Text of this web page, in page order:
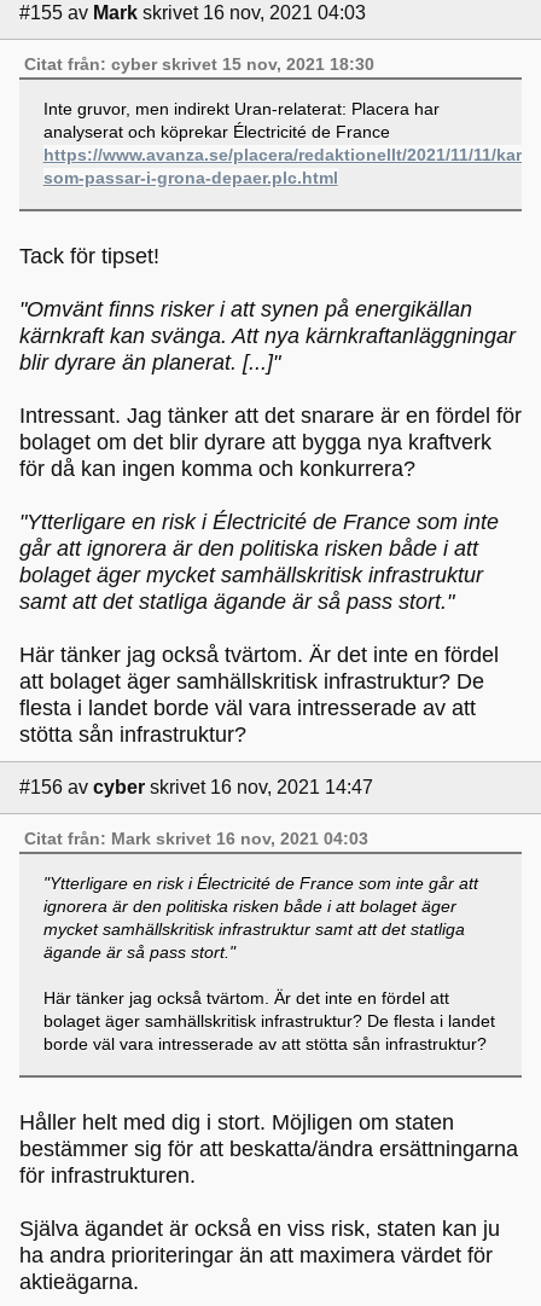
#155 av Mark skrivet 16 nov, 2021 04:03
Citat från: cyber skrivet 15 nov, 2021 18:30
Inte gruvor, men indirekt Uran-relaterat: Placera har
analyserat och köprekar Électricité de France
https://www.avanza.se/placera/redaktionellt/2021/11/11/
som-passar-i-grona-depaer.plc.html
Tack för tipset!
"Omvänt finns risker i att synen på energikällan
kärnkraft kan svänga. Att nya kärnkraftanläggningar
blir dyrare än planerat. [...]"
Intressant. Jag tänker att det snarare är en fördel för
bolaget om det blir dyrare att bygga nya kraftverk
för då kan ingen komma och konkurrera?
"Ytterligare en risk i Électricité de France som inte
går att ignorera är den politiska risken både i att
bolaget äger mycket samhällskritisk infrastruktur
samt att det statliga ägande är så pass stort."
Här tänker jag också tvärtom. Är det inte en fördel
att bolaget äger samhällskritisk infrastruktur? De
flesta i landet borde väl vara intresserade av att
stötta sån infrastruktur?
#156 av cyber skrivet 16 nov, 2021 14:47
Citat från: Mark skrivet 16 nov, 2021 04:03
"Ytterligare en risk i Électricité de France som inte går att
ignorera är den politiska risken både i att bolaget äger
mycket samhällskritisk infrastruktur samt att det statliga
ägande är så pass stort."
Här tänker jag också tvärtom. Är det inte en fördel att
bolaget äger samhällskritisk infrastruktur? De flesta i landet
borde väl vara intresserade av att stötta sån infrastruktur?
Håller helt med dig i stort. Möjligen om staten
bestämmer sig för att beskatta/ändra ersättningarna
för infrastrukturen.
Själva ägandet är också en viss risk, staten kan ju
ha andra prioriteringar än att maximera värdet för
aktieägarna.